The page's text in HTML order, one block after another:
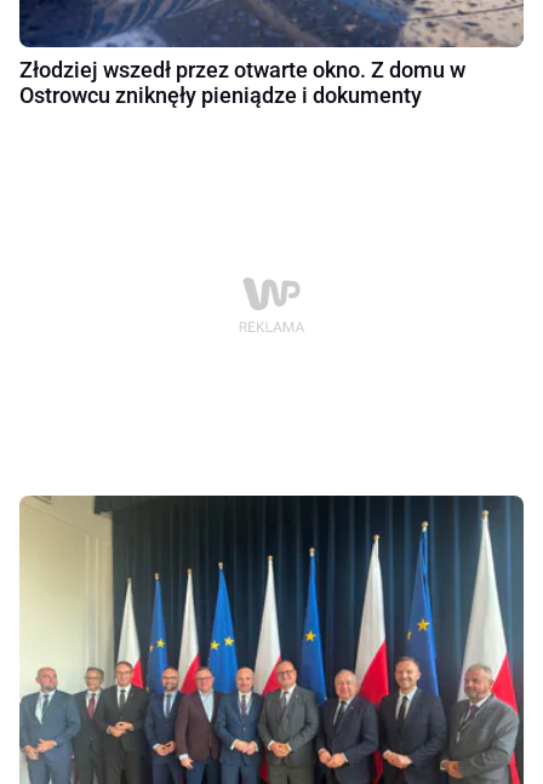
Złodziej wszedł przez otwarte okno. Z domu w
Ostrowcu zniknęły pieniądze i dokumenty